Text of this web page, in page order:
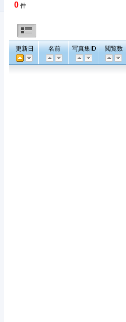
0 件
更新日 名前 写真集ID 閲覧数